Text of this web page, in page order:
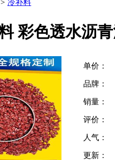
> 冷补料
彩色透水沥
单价：
品牌：
销量：
评价：
人气：
更新：